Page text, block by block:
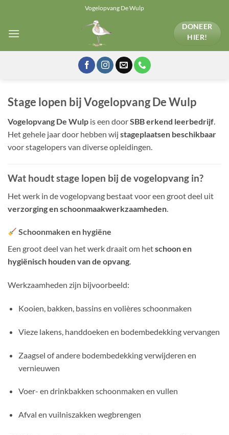
inhoud
Vogelopvang De Wulp
DONEER
HIER!
Stage lopen bij Vogelopvang De Wulp
Vogelopvang De Wulp is een doorSBB erkend leerbedrijf.
Het gehele jaar door hebben wij stageplaatsen beschikbaar
voor stagelopers van diverse opleidingen.
Wat houdt stage lopen bij de vogelopvang in?
Het werk in de vogelopvang bestaat voor een groot deel uit
verzorging en schoonmaakwerkzaamheden
Schoonmaken en hygiëne
Een groot deel van het werk draait om hetschoon en
hygiënisch houden van de opvang.
Werkzaamheden zijn bijvoorbeeld:
Kooien, bakken, bassins en volières schoonmaken
Vieze lakens, handdoeken en bodembedekking vervangen
Zaagsel of andere bodembedekking verwijderen en
vernieuwen
Voer- en drinkbakken schoonmaken en vullen
Afval en vuilniszakken wegbrengen